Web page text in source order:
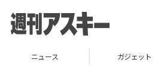
ニュース ガジェット